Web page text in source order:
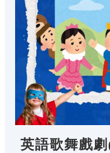
英語歌舞戲